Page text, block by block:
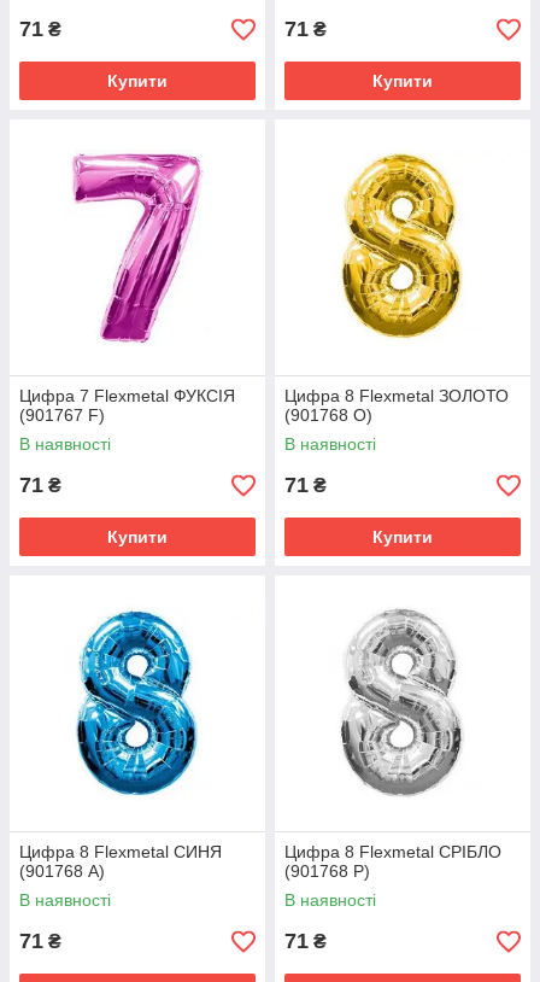
71 ₴
Купити
71 ₴
Купити
Цифра 7 Flexmetal ФУКСІЯ
(901767 F)
В наявності
71 ₴
Купити
Цифра 8 Flexmetal ЗОЛОТО
(901768 O)
В наявності
71 ₴
Купити
Цифра 8 Flexmetal СИНЯ
(901768 A)
В наявності
71 ₴
Цифра 8 Flexmetal СРІБЛО
(901768 Р)
В наявності
71 ₴